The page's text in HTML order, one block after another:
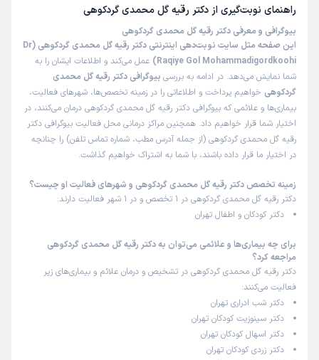
این پزشک را پیشنهاد میکنم
زمان انتظار:
خیلی دکتر خوب بی نظیر هستن
علت مراجعه: درمان اسهال و استفراغ ناشی از عفونت‌ها
فاطمه
کاربر آزاد
(
این پزشک را پیشنهاد میکنم
پزشکی حاذق و با اخلاق
رضا
کاربر آزاد
این پزشک را پیشنهاد میکنم
زمان انتظار:0-15 دقیقه
راهنمای نوبت‌گیری از دکتر رقیه گل محمدی گردکوهی
بیوگرافی و معرفی دکتر رقیه گل محمدی گردکوهی
این صفحه مثل سایت نوبت‌دهی اینترنتی دکتر رقیه گل محمدی گردکوهی (Dr
Raqiye Gol Mohammadigordkoohi)
عمل می‌کند و اطلاعات ایشان را به
شما نمایش می‌دهد. در ادامه به بررسی بیوگرافی دکتر رقیه گل محمدی
گردکوهی خواهیم پرداخت و اطلاعاتی را در زمینه تخصص‌ها، شهرهای فعالیت،
بیماری‌ها و علائمی که بیوگرافی دکتر رقیه گل محمدی گردکوهی درمان می‌کنند، در
اختیار شما قرار خواهیم داد. همچنین مراکز درمانی محل فعالیت بیوگرافی دکتر
رقیه گل محمدی گردکوهی (از جمله آدرس مطب، شماره تماس تلفن) را چنانچه
در اختیار ما قرار داده باشند، با شما به اشتراک خواهیم گذاشت.
زمینه تخصص دکتر رقیه گل محمدی گردکوهی و شهرهای فعالیت او چیست؟
دکتر رقیه گل محمدی گردکوهی در 1 تخصص و در 1 شهر فعالیت دارند:
دکتر کودکان و اطفال تهران
برای چه بیماری‌ها و علائمی می‌توان به دکتر رقیه گل محمدی گردکوهی
مراجعه کرد؟
دکتر رقیه گل محمدی گردکوهی در تشخیص و درمان علائم و بیماری‌های زیر
فعالیت می‌کنند:
دکتر شب ادراری تهران
دکتر سینوزیت کودکان تهران
دکتر اسهال کودکان تهران
دکتر زردی کودکان تهران